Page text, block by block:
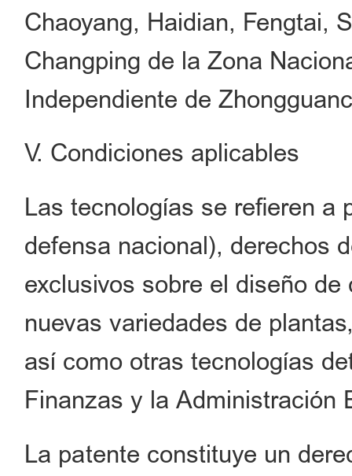
Chaoyang, Haidian, Fengtai,
Changping de la Zona
Independiente de
V. Condiciones aplicables
Las tecnologías se refieren a
defensa nacional), derechos
exclusivos sobre el diseño
nuevas variedades de
así como otras tecnologías
Finanzas y la Administración
La patente constituye un